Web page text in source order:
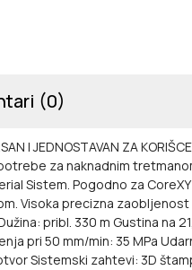
(0)
I JEDNOSTAVAN ZA
za naknadnim
Sistem. Pogodno za
Visoka precizna
pribl. 330 m Gustina na
pri 50 mm/min: 35 MPa
Sistemski zahtevi: 3D